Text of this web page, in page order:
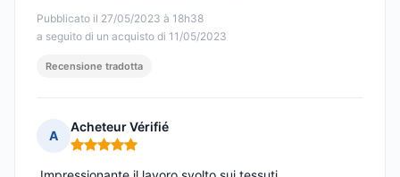
Pubblicato il 27/05/2023 à 18h38
a seguito di un acquisto di 11/05/2023
Recensione tradotta
A
Acheteur Vérifié
Nota: 5 su 5